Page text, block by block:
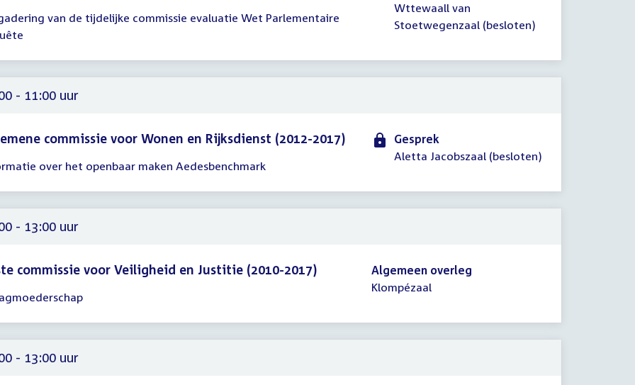
van de tijdelijke commissie evaluatie Wet Parlementaire
Wttewaall van
Stoetwegenzaal (besloten)
- 11:00 uur
commissie voor Wonen en Rijksdienst (2012-2017)
over het openbaar maken Aedesbenchmark
Gesprek
Aletta Jacobszaal (besloten)
- 13:00 uur
commissie voor Veiligheid en Justitie (2010-2017)
Algemeen overleg
Klompézaal
- 13:00 uur